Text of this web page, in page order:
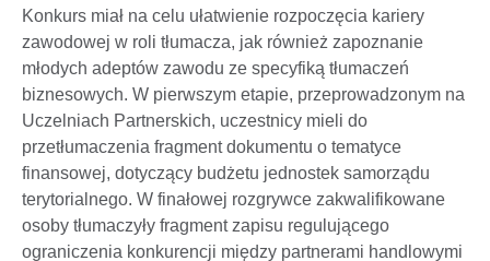
Konkurs miał na celu ułatwienie rozpoczęcia kariery
zawodowej w roli tłumacza, jak również zapoznanie
młodych adeptów zawodu ze specyfiką tłumaczeń
biznesowych. W pierwszym etapie, przeprowadzonym na
Uczelniach Partnerskich, uczestnicy mieli do
przetłumaczenia fragment dokumentu o tematyce
finansowej, dotyczący budżetu jednostek samorządu
terytorialnego. W finałowej rozgrywce zakwalifikowane
osoby tłumaczyły fragment zapisu regulującego
ograniczenia konkurencji między partnerami handlowymi